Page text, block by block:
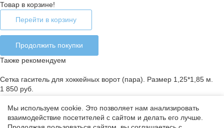
Мы используем cookie. Это позволяет нам анализировать
взаимодействие посетителей с сайтом и делать его лучше.
Товар в корзине!
Перейти в корзину
Продолжить покупки
Также рекомендуем
Сетка гаситель для хоккейных ворот (пара). Размер 1,25*1,85 м.
1 850 руб.
Ошибка добавления товара в корзину